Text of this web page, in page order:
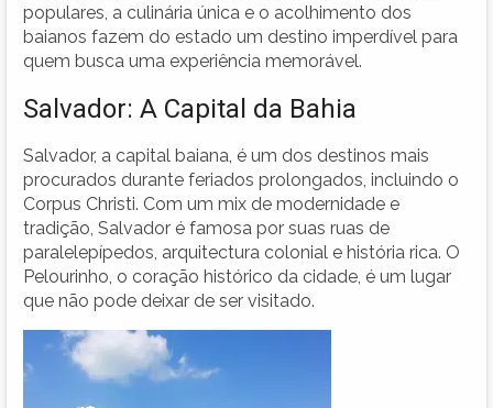
populares, a culinária única e o acolhimento dos
baianos fazem do estado um destino imperdível para
quem busca uma experiência memorável.
Salvador: A Capital da Bahia
Salvador, a capital baiana, é um dos destinos mais
procurados durante feriados prolongados, incluindo o
Corpus Christi. Com um mix de modernidade e
tradição, Salvador é famosa por suas ruas de
paralelepípedos, arquitectura colonial e história rica. O
Pelourinho, o coração histórico da cidade, é um lugar
que não pode deixar de ser visitado.